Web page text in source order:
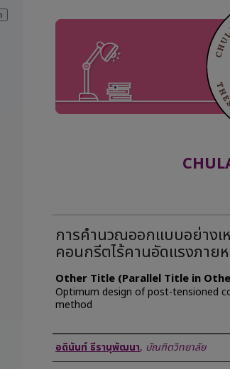
การคำนวณออกแบบอย่างเ
คอนกรีตไร้คานอัดแรงภาย
Other Title (Parallel Title in
Optimum design of post-tensioned
method
Author
อดินันท์ ธีรานุพัฒนา, บัณฑิตวิทยาลัย